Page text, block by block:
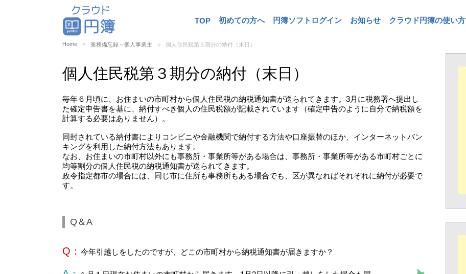
TOP 初めての方へ 円簿ソフトログイン お知らせ クラウド円簿の使い方
Home 業務備忘録－個人事業主 個人住民税第３期分の納付（末日）
個人住民税第３期分の納付（末日）
毎年６月頃に、お住まいの市町村から個人住民税の納税通知書が送られてきます。3月に税務署へ提出し
た確定申告書を基に、納付すべき個人の住民税額が記載されています（確定申告のように自分で納税額を
計算する必要はありません）。
同封されている納付書によりコンビニや金融機関で納付する方法や口座振替のほか、インターネットバン
キングを利用した納付方法もあります。
なお、お住まいの市町村以外にも事務所・事業所等がある場合は、事務所・事業所等がある市町村ごとに
均等割分の個人住民税の納税通知書が送られてきます。
政令指定都市の場合には、同じ市に住所も事務所もある場合でも、区が異なればそれぞれに納付が必要で
す。
Q＆A
Q： 今年引越しをしたのですが、どこの市町村から納税通知書が届きますか？